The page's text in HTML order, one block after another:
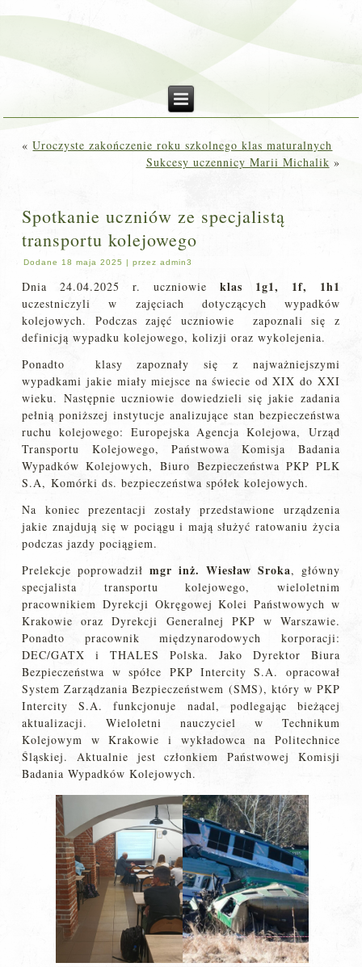
«Uroczyste zakończenie roku szkolnego klas maturalnych
Sukcesy uczennicy Marii Michalik »
Spotkanie uczniów ze specjalistą
transportu kolejowego
Dodane 18 maja 2025 |przez admin3
Dnia 24.04.2025 r. uczniowie klas 1g1, 1f, 1h1
uczestniczyli w zajęciach dotyczących wypadków
kolejowych. Podczas zajęć uczniowie zapoznali się z
definicją wypadku kolejowego, kolizji oraz wykolejenia.
Ponadto klasy zapoznały się z najważniejszymi
wypadkami jakie miały miejsce na świecie od XIX do XXI
wieku. Następnie uczniowie dowiedzieli się jakie zadania
pełnią poniższej instytucje analizujące stan bezpieczeństwa
ruchu kolejowego: Europejska Agencja Kolejowa, Urząd
Transportu Kolejowego, Państwowa Komisja Badania
Wypadków Kolejowych, Biuro Bezpieczeństwa PKP PLK
S.A, Komórki ds. bezpieczeństwa spółek kolejowych.
Na koniec prezentacji zostały przedstawione urządzenia
jakie znajdują się w pociągu i mają służyć ratowaniu życia
podczas jazdy pociągiem.
Prelekcje poprowadziłmgr inż. Wiesław Sroka, główny
specjalista transportu kolejowego, wieloletnim
pracownikiem Dyrekcji Okręgowej Kolei Państwowych w
Krakowie oraz Dyrekcji Generalnej PKP w Warszawie.
Ponadto pracownik międzynarodowych korporacji:
DEC/GATX i THALES Polska. Jako Dyrektor Biura
Bezpieczeństwa w spółce PKP Intercity S.A. opracował
System Zarządzania Bezpieczeństwem (SMS), który w PKP
Intercity S.A. funkcjonuje nadal, podlegając bieżącej
aktualizacji. Wieloletni nauczyciel w Technikum
Kolejowym w Krakowie i wykładowca na Politechnice
Śląskiej. Aktualnie jest członkiem Państwowej Komisji
Badania Wypadków Kolejowych.